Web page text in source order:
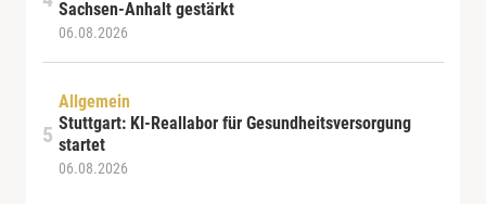
Sachsen-Anhalt gestärkt
06.08.2026
Allgemein
Stuttgart: KI-Reallabor für Gesundheitsversorgung
startet
06.08.2026